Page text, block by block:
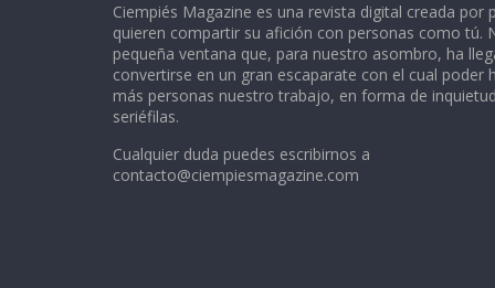
Ciempiés Magazine es una revista digital creada por
quieren compartir su afición con personas como tú.
pequeña ventana que, para nuestro asombro, ha
convertirse en un gran escaparate con el cual poder
más personas nuestro trabajo, en forma de
seriéfilas.
Cualquier duda puedes escribirnos a
contacto@ciempiesmagazine.com